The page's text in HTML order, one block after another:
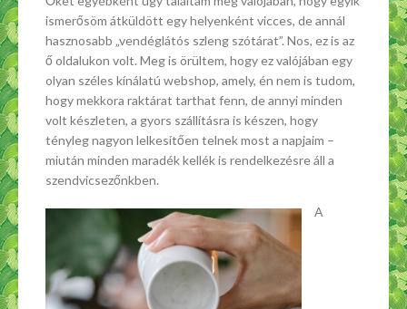
ismerősöm átküldött egy helyenként vicces, de annál
hasznosabb „vendéglátós szleng szótárat”. Nos, ez is az
ő oldalukon volt. Meg is örültem, hogy ez valójában egy
olyan széles kínálatú webshop, amely, én nem is tudom,
hogy mekkora raktárat tarthat fenn, de annyi minden
volt készleten, a gyors szállításra is készen, hogy
tényleg nagyon lelkesítően telnek most a napjaim –
miután minden maradék kellék is rendelkezésre áll a
szendvicsezőnkben.
A